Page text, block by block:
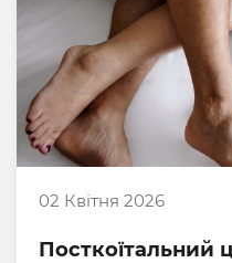
02 Квітня 2026
Посткоїтальний